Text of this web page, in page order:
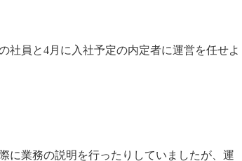
社員と4月に入社予定の内定者に運営を任せよ
に業務の説明を行ったりしていましたが、運